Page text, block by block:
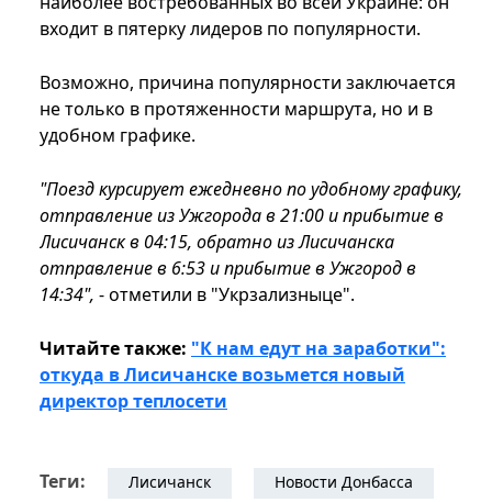
входит в пятерку лидеров по популярности.
Возможно, причина популярности заключается
не только в протяженности маршрута, но и в
удобном графике.
"Поезд курсирует ежедневно по удобному графику,
отправление из Ужгорода в 21:00 и прибытие в
Лисичанск в 04:15, обратно из Лисичанска
отправление в 6:53 и прибытие в Ужгород в
14:34", - отметили в "Укрзализныце".
Читайте также: "К нам едут на заработки":
откуда в Лисичанске возьмется новый
директор теплосети
Теги: Лисичанск Новости Донбасса